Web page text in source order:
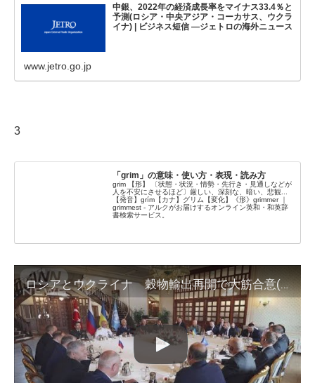
中銀、2022年の経済成長率をマイナス33.4％と
予測(ロシア・中央アジア・コーカサス、ウクラ
イナ) | ビジネス短信 ―ジェトロの海外ニュース
www.jetro.go.jp
3
「grim」の意味・使い方・表現・読み方
grim 【形】 〔状態・状況・情勢・先行き・見通しなどが
人を不安にさせるほど〕厳しい、深刻な、暗い、悲観...
【発音】grím【カナ】グリム【変化】《形》grimmer ｜
grimmest - アルクがお届けするオンライン英和・和英辞
書検索サービス。
ロシアとウクライナ 穀物輸出再開で大筋合意(2022年7月14日)